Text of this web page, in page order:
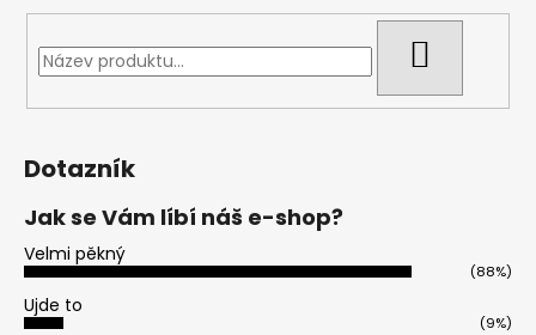
Dotazník
Jak se Vám líbí náš e-shop?
Velmi pěkný
(88%)
Ujde to
(9%)